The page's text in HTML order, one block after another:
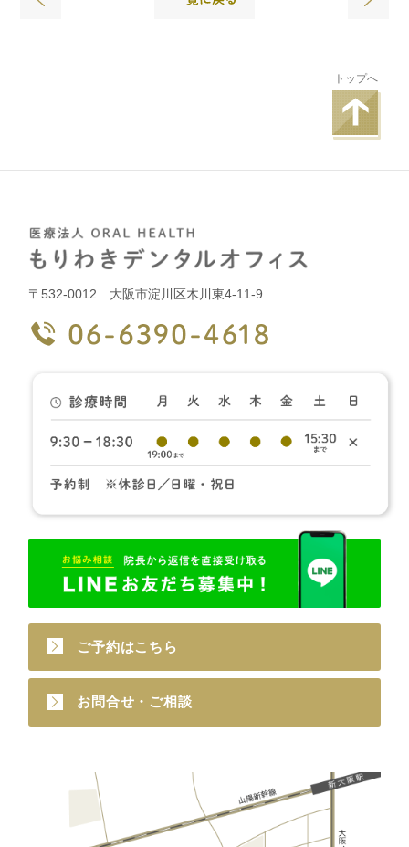
トップへ
〒532-0012 大阪市淀川区木川東4-11-9
ご予約はこちら
お問合せ・ご相談